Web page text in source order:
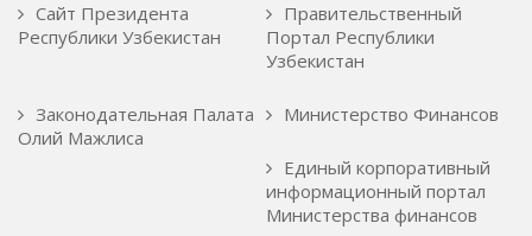
Сайт Президента
Республики Узбекистан
Правительственный
Портал Республики
Узбекистан
Законодательная Палата
Олий Мажлиса
Министерство Финансов
Единый корпоративный
информационный портал
Министерства финансов